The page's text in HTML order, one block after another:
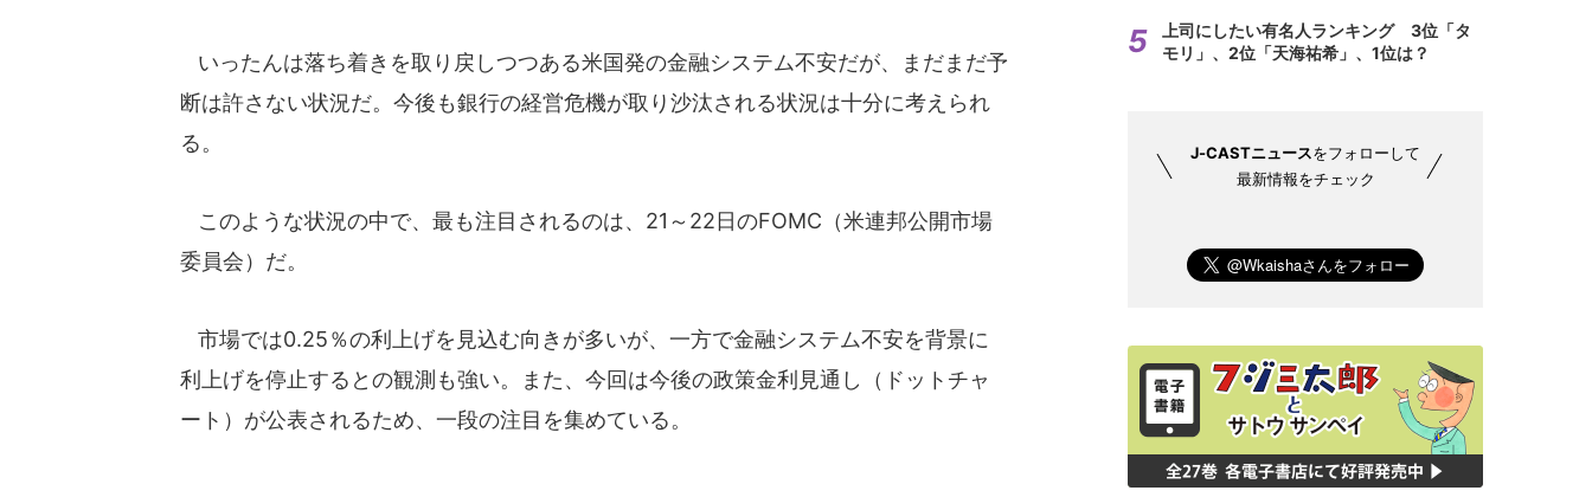
いったんは落ち着きを取り戻しつつある米国発の金融システム不安だが、まだまだ予
断は許さない状況だ。今後も銀行の経営危機が取り沙汰される状況は十分に考えられ
る。
このような状況の中で、最も注目されるのは、21～22日のFOMC（米連邦公開市場
委員会）だ。
市場では0.25％の利上げを見込む向きが多いが、一方で金融システム不安を背景に
利上げを停止するとの観測も強い。また、今回は今後の政策金利見通し（ドットチャ
ート）が公表されるため、一段の注目を集めている。
上司にしたい有名人ランキング 3位「タ
モリ」、2位「天海祐希」、1位は？
J-CASTニュースをフォローして
最新情報をチェック